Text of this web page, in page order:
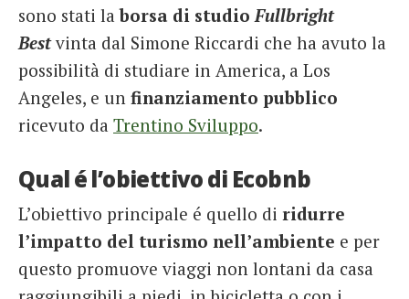
sono stati laborsa di studio Fullbright
Bestvinta dal Simone Riccardi che ha avuto la
possibilità di studiare in America, a Los
Angeles, e un finanziamento pubblico
ricevuto da Trentino Sviluppo.
Qual é l’obiettivo di Ecobnb
L’obiettivo principale é quello di ridurre
l’impatto del turismo nell’ambiente e per
questo promuove viaggi non lontani da casa